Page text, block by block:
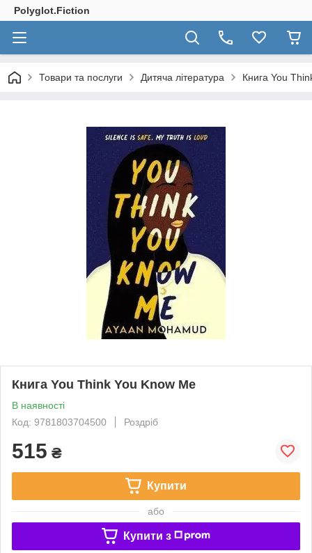
Polyglot.Fiction
Товари та послуги Дитяча література Книга You
Книга You Think You Know Me
В наявності
Код: 9781803704500
Роздріб
515 ₴
Купити
або
Купити з